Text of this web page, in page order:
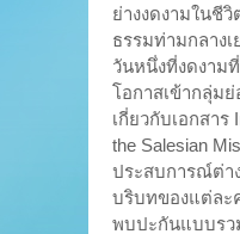
ย่างงดงามในชี
ธรรมท่ามกลาง
วันหนึ่งที่งดงาม
โอกาสเข้ากลุ่ม
เกี่ยวกับเอกสาร
the Salesian
ประสบการณ์ต่า
บริบทของแต่ละ
พบปะกันแบบรว